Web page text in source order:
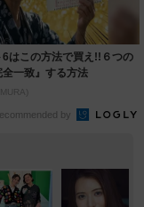
6はこの方法で買え!!６つの
一致』する方法
by